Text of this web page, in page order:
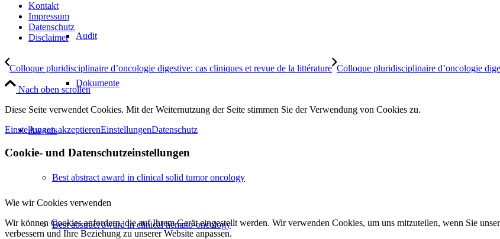
Audit
Dokumente
Awards
Best abstract award in clinical solid tumor oncology
Best abstract award in clinical hemato-oncology
Kontakt
Impressum
Datenschutz
Disclaimer
Colloque pluridisciplinaire d’oncologie digestive: cas cliniques et revue de la littérature Colloque pluridisciplinaire d’oncologie
Nach oben scrollen
Diese Seite verwendet Cookies. Mit der Weiternutzung der Seite stimmen Sie der Verwendung von Cookies zu.
Einstellungen akzeptierenEinstellungenDatenschutz
Cookie- und Datenschutzeinstellungen
Wie wir Cookies verwenden
Wir können Cookies anfordern, die auf Ihrem Gerät eingestellt werden. Wir verwenden Cookies, um uns mitzuteilen, wenn Sie
verbessern und Ihre Beziehung zu unserer Website anpassen.